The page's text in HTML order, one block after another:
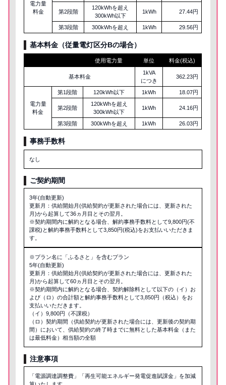
電力量
料金
第2段階
120kWhを超え
300kWh以下
1kWh 27.44円
第3段階 300kWhを超え 1kWh 29.56円
基本料金（従量電灯区分Bの場合）
使用電力量 単位 料金(税込)
基本料金
1kVA
につき
362.23円
電力量
料金
第1段階 120kWh以下 1kWh 18.07円
第2段階
120kWhを超え
300kWh以下
1kWh 24.16円
第3段階 300kWhを超え 1kWh 26.03円
事務手数料
なし
ご契約期間
3年(自動更新)
更新月：供給開始月(供給契約が更新された場合には、更新された
月)から起算して36ヵ月目とその翌月。
※契約期間内に解約となる場合、解約事務手数料として9,800円(不
課税)と解約事務手数料として3,850円(税込)をお支払いいただきま
す。
※プラン名に「ふるさと」を含むプラン
5年(自動更新)
更新月：供給開始月(供給契約が更新された場合には、更新された
月)から起算して60ヵ月目とその翌月。
※契約期間内に解約となる場合、契約解除料として以下の（イ）お
よび（ロ）の合計額と解約事務手数料として3,850円（税込）をお
支払いいただきます。
（イ）9,800円（不課税）
（ロ）契約期間（供給契約が更新された場合には、更新後の契約期
間）において、供給契約の終了時までに無料とした基本料金（また
は最低料金）相当額の全額
注意事項
「電源調達調整費」「再生可能エネルギー発電促進賦課金」を加減